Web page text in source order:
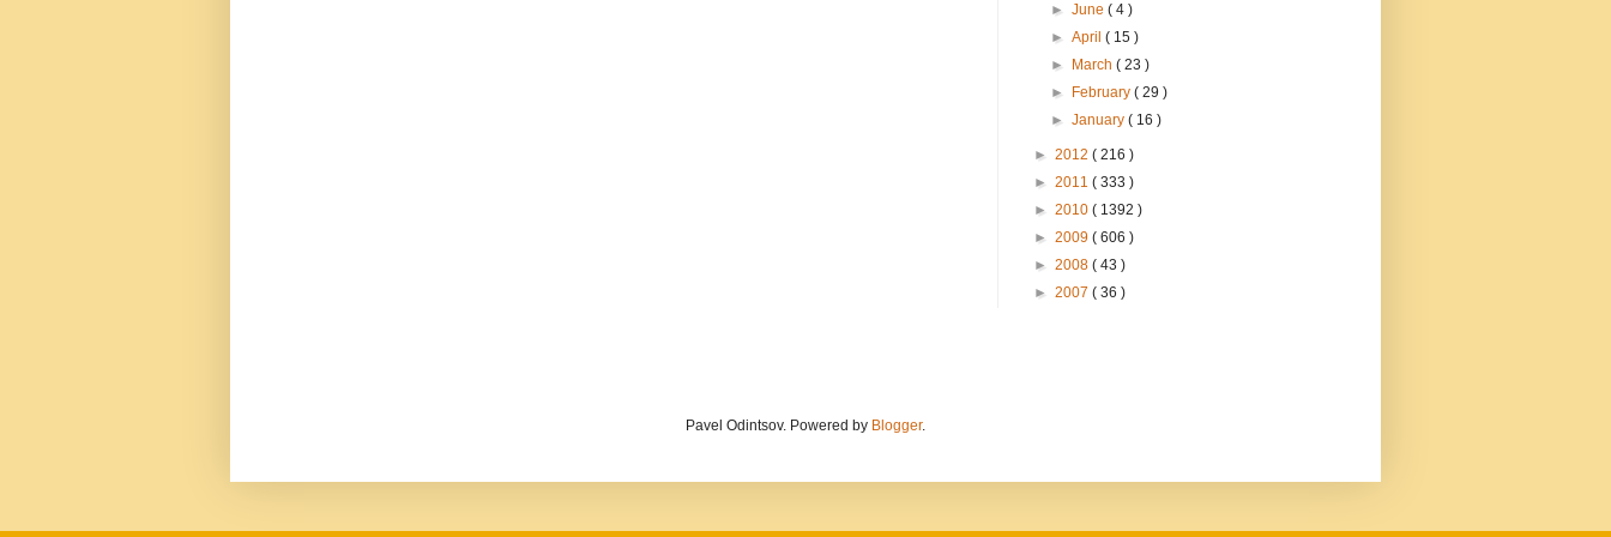
►June( 4 )
►April( 15 )
►
March( 23 )
►
February( 29 )
►January( 16 )
► 2012 ( 216 )
► 2011 ( 333 )
► 2010 ( 1392 )
► 2009 ( 606 )
► 2008 ( 43 )
► 2007 ( 36 )
Pavel Odintsov. Powered by Blogger.